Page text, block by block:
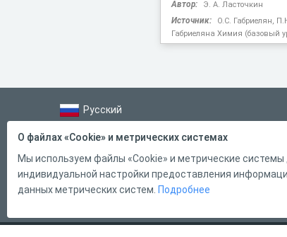
Автор: Э. А. Ласточкин
Источник:
О.С. Габриелян,
Габриеляна Химия (базовый
Русский
Справка
Форма обратной связи
Контакты
О файлах «Cookie» и метрических системах
Мы используем файлы «Cookie» и метрические
индивидуальной настройки предоставления
данных метрических систем. Подробнее